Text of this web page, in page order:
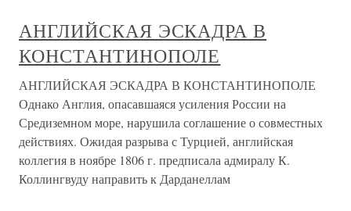
АНГЛИЙСКАЯ ЭСКАДРА В
КОНСТАНТИНОПОЛЕ
АНГЛИЙСКАЯ ЭСКАДРА В КОНСТАНТИНОПОЛЕ
Однако Англия, опасавшаяся усиления России на
Средиземном море, нарушила соглашение о совместных
действиях. Ожидая разрыва с Турцией, английская
коллегия в ноябре 1806 г. предписала адмиралу К.
Коллингвуду направить к Дарданеллам